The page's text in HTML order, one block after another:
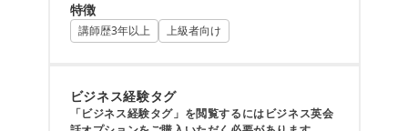
特徴
講師歴3年以上 上級者向け
ビジネス経験タグ
「ビジネス経験タグ」を閲覧するにはビジネス英会